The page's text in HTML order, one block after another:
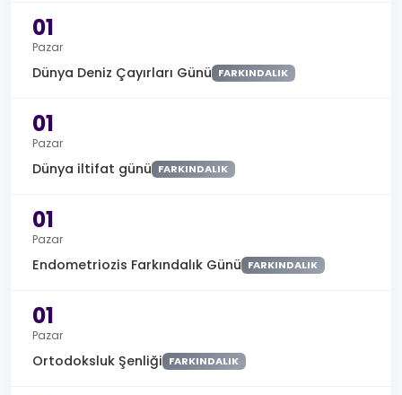
01
Pazar
Dünya Deniz Çayırları Günü FARKINDALIK
01
Pazar
Dünya iltifat günü FARKINDALIK
01
Pazar
Endometriozis Farkındalık Günü FARKINDALIK
01
Pazar
Ortodoksluk Şenliği FARKINDALIK